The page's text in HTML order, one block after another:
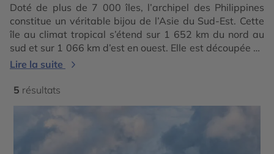
Doté de plus de 7 000 îles, l’archipel des Philippines
constitue un véritable bijou de l’Asie du Sud-Est. Cette
île au climat tropical s’étend sur 1 652 km du nord au
sud et sur 1 066 km d’est en ouest. Elle est découpée en
3 zones géographiques : les Visayas au centre,
étant la plus vaste et celle qui abrite Manille, la
Moins fréquentée que d’autres pays d’
Asie
destination paradisiaque est préservée du tourisme de
masse et offre des richesses naturelles
Lire la suite
5 résultats